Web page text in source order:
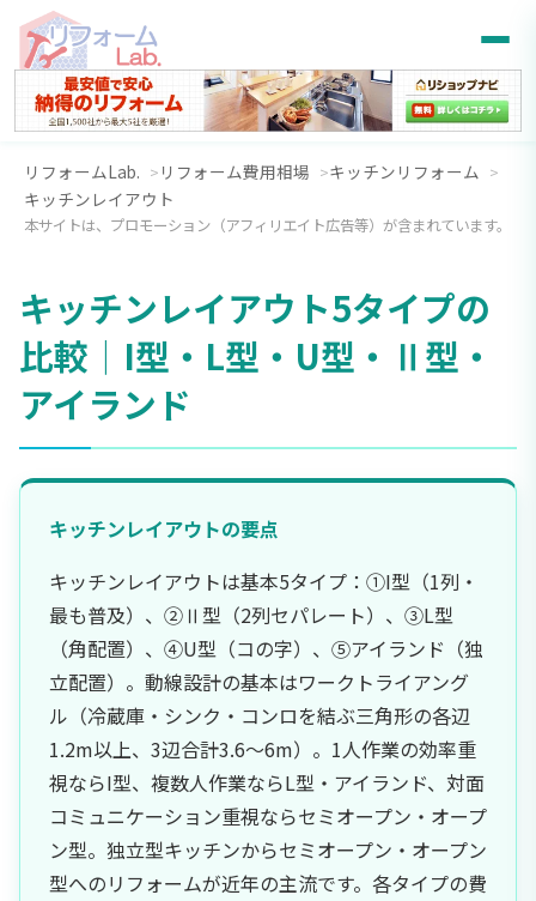
リフォームLab. リフォーム費用相場
キッチンリフォーム
キッチンレイアウト
本サイトは、プロモーション（アフィリエイト広告等）が含まれています。
キッチンレイアウト5タイプの
比較｜I型・L型・U型・Ⅱ型・
アイランド
キッチンレイアウトの要点
キッチンレイアウトは基本5タイプ：①I型（1列・
最も普及）、②Ⅱ型（2列セパレート）、③L型
（角配置）、④U型（コの字）、⑤アイランド（独
立配置）。動線設計の基本はワークトライアング
ル（冷蔵庫・シンク・コンロを結ぶ三角形の各辺
1.2m以上、3辺合計3.6〜6m）。1人作業の効率重
視ならI型、複数人作業ならL型・アイランド、対面
コミュニケーション重視ならセミオープン・オープ
ン型。独立型キッチンからセミオープン・オープン
型へのリフォームが近年の主流です。各タイプの費